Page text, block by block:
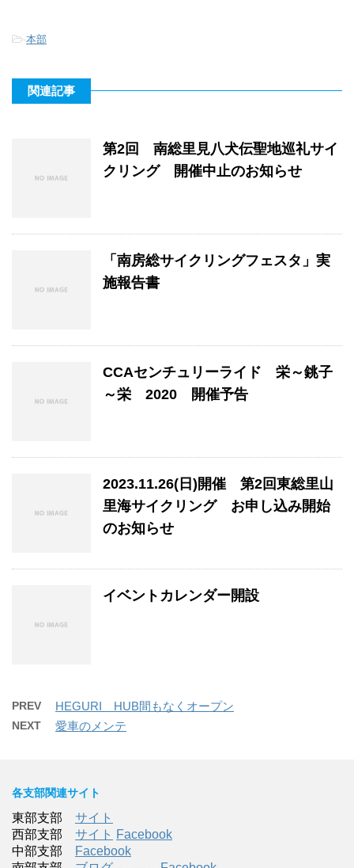
-本部
関連記事
第2回 南総里見八犬伝聖地巡礼サイ
クリング 開催中止のお知らせ
「南房総サイクリングフェスタ」実
施報告書
CCAセンチュリーライド 栄～銚子
～栄 2020 開催予告
2023.11.26(日)開催 第2回東総里山
里海サイクリング お申し込み開始
のお知らせ
イベントカレンダー開設
PREV HEGURI HUB間もなくオープン
NEXT 愛車のメンテ
各支部関連サイト
東部支部 サイト
西部支部 サイト Facebook
中部支部
Facebook